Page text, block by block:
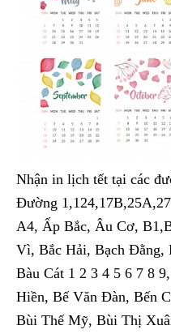
Nhận in lịch tết tại các
Đường
A4, Ấp Bắc, Âu Cơ,
Vì, Bắc Hải, Bạch Đằng,
Bàu Cát 1 2 3 4 5 6 7 8
Hiền, Bế Văn Đàn, Bến
Bùi Thế Mỹ, Bùi Thị